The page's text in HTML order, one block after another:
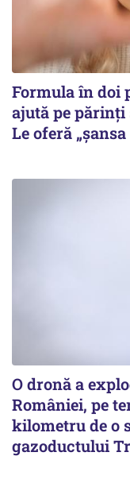
Formula în doi
ajută pe părinți
Le oferă
O dronă a
României, pe
kilometru de o
gazoductului